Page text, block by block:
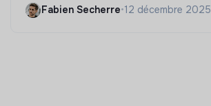
Fabien Secherre•12 décembre 2025